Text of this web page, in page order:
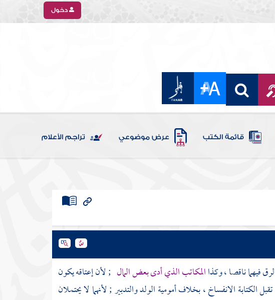
دخول
قائمة الكتب عرض موضوعي تراجم الأعلام
فيهما ناقصا ، وكذاالمكاتب الذي أدى بعض المال ; لأن إعتاقه يكون
الكتابة الانفساخ ، بخلاف أمومية الولد والتدبير ; لأنهما لا يحتملان